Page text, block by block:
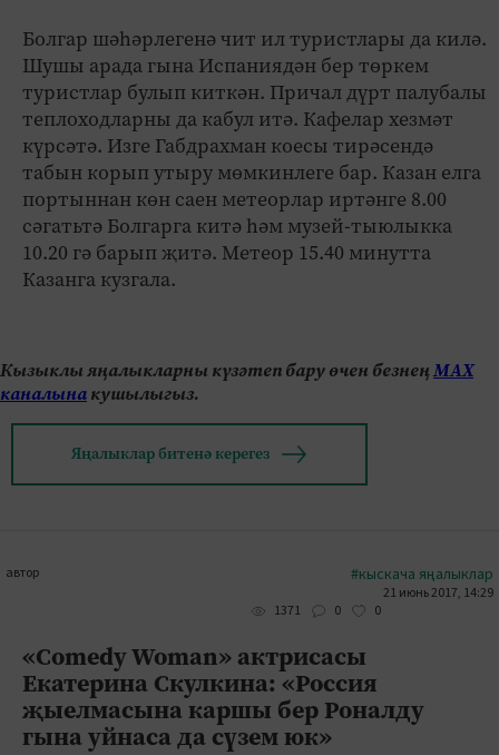
Болгар шәһәрлегенә чит ил туристлары да килә.
Шушы арада гына Испаниядән бер төркем
туристлар булып киткән. Причал дүрт палубалы
теплоходларны да кабул итә. Кафелар хезмәт
күрсәтә. Изге Габдрахман коесы тирәсендә
табын корып утыру мөмкинлеге бар. Казан елга
портыннан көн саен метеорлар иртәнге 8.00
сәгатьтә Болгарга китә һәм музей-тыюлыкка
10.20 гә барып җитә. Метеор 15.40 минутта
Казанга кузгала.
Кызыклы яңалыкларны күзәтеп бару өчен безнеңМАХ
каналынакушылыгыз.
Яңалыклар битенә керегез
автор #кыскача яңалыклар
21 июнь 2017, 14:29
1371
0 0
«Comedy Woman» актрисасы
Екатерина Скулкина: «Россия
җыелмасына каршы бер Роналду
гына уйнаса да сүзем юк»